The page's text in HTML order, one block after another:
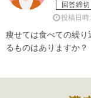
回答締切
投稿日
痩せては食べての繰り
るものはありますか？